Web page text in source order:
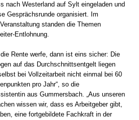
nach Westerland auf Sylt eingeladen und
Gesprächsrunde organisiert. Im
standen die Themen
Entlohnung.
Rente werfe, dann ist eins sicher: Die
auf das Durchschnittsentgelt liegen
bei Vollzeitarbeit nicht einmal bei 60
pro Jahr“, so die
aus Gummersbach. „Aus unseren
wissen wir, dass es Arbeitgeber gibt,
eine fortgebildete Fachkraft in der